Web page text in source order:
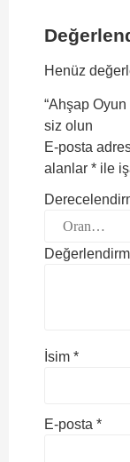
Henüz
“Ahşap
siz olun
E-posta
alanlar * ile
İsim *
E-posta *